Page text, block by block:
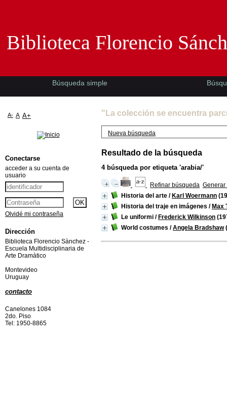
"La colección se encuentra
Nueva búsqueda
Resultado de la búsqueda
4búsqueda por etiqueta 'arabia/'
Refinar búsqueda Generar
Historia del arte / Karl Woermann
Historia del traje en imágenes / Max
Le uniformi / Frederick Wilkinson
World costumes /Angela Bradshaw
Biblioteca Florencio
Búsqueda simple
A- A A+
Conectarse
acceder a su cuenta de
usuario
Olvidé mi contraseña
Dirección
Biblioteca Florencio Sànchez -
Escuela Multidisciplinaria de
Arte Dramàtico
Montevideo
Uruguay
contacto
Canelones 1084
2do. Piso
Tel: 1950-8865